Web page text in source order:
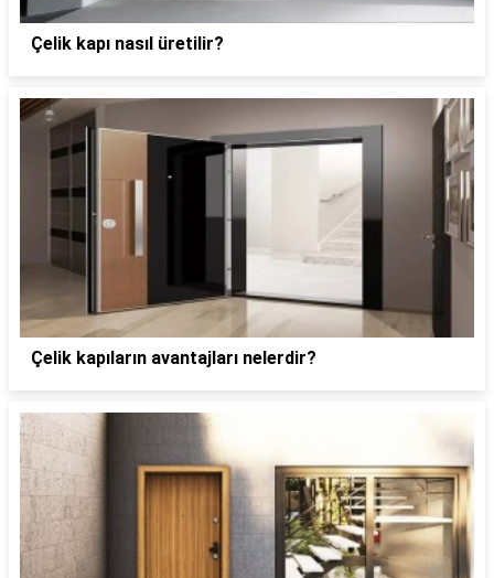
Çelik kapı nasıl üretilir?
Çelik kapıların avantajları nelerdir?